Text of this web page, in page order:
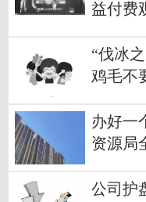
益付费
“伐冰
鸡毛不
办好一
资源局
公司护